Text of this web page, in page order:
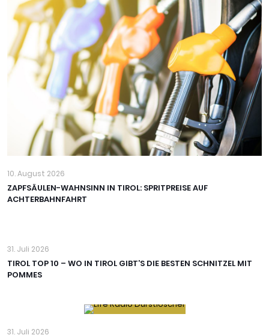
10. August 2026
ZAPFSÄULEN-WAHNSINN IN TIROL: SPRITPREISE AUF
ACHTERBAHNFAHRT
31. Juli 2026
TIROL TOP 10 – WO IN TIROL GIBT’S DIE BESTEN SCHNITZEL MIT
POMMES
31. Juli 2026